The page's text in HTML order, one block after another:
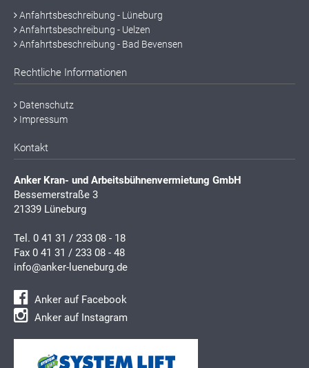
Anfahrtsbeschreibung - Lüneburg
Anfahrtsbeschreibung - Uelzen
Anfahrtsbeschreibung - Bad Bevensen
Rechtliche Informationen
Datenschutz
Impressum
Kontakt
Anker Kran- und Arbeitsbühnenvermietung GmbH
Bessemerstraße 3
21339 Lüneburg
Tel. 0 41 31 / 233 08 - 18
Fax 0 41 31 / 233 08 - 48
info@anker-lueneburg.de
Anker auf Facebook
Anker auf Instagram